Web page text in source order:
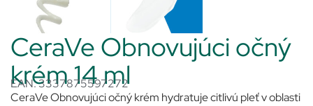
CeraVe Obnovujúci očný
krém 14 ml
EAN: 3337875597272
CeraVe Obnovujúci očný krém hydratuje citlivú pleť v oblasti